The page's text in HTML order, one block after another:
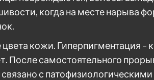
когда на месте нарыва
кожи. Гиперпигментация –
После самостоятельного
с